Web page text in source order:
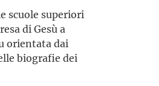
scuole superiori
di Gesù a
orientata dai
biografie dei